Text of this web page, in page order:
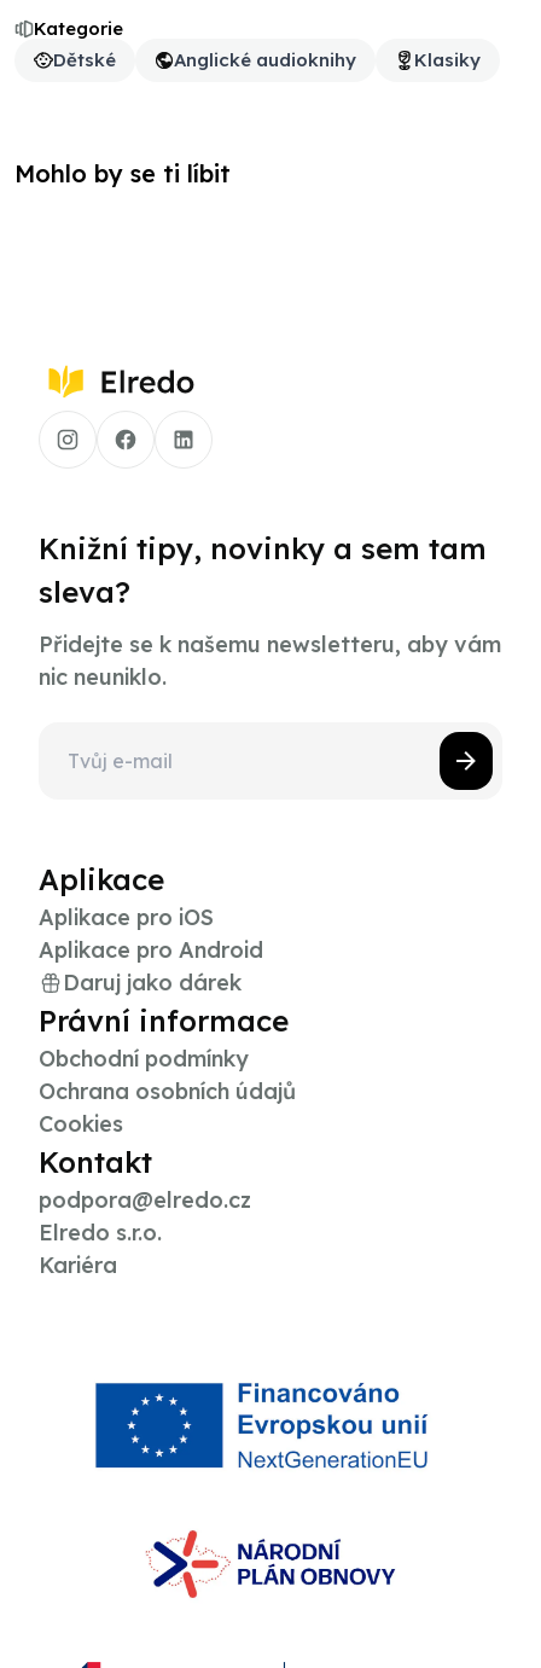
Kategorie
Dětské
Anglické audioknihy Klasiky
Mohlo by se ti líbit
Knižní tipy, novinky a sem tam
sleva?
Přidejte se k našemu newsletteru, aby vám
nic neuniklo.
Aplikace
Aplikace pro iOS
Aplikace pro Android
Daruj jako dárek
Právní informace
Obchodní podmínky
Ochrana osobních údajů
Cookies
Kontakt
podpora@elredo.cz
Elredo s.r.o.
Kariéra